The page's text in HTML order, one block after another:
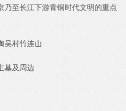
乃至长江下游青铜时代文明的重点
吴村竹连山
墓及周边